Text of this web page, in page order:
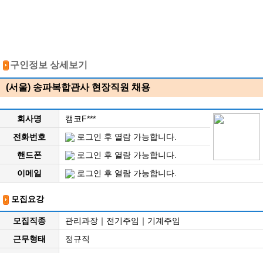
구인정보 상세보기
(서울) 송파복합관사 현장직원 채용
회사명
캠코F***
전화번호
로그인 후 열람 가능합니다.
핸드폰
로그인 후 열람 가능합니다.
이메일
로그인 후 열람 가능합니다.
모집요강
모집직종
관리과장｜전기주임｜기계주임
근무형태
정규직